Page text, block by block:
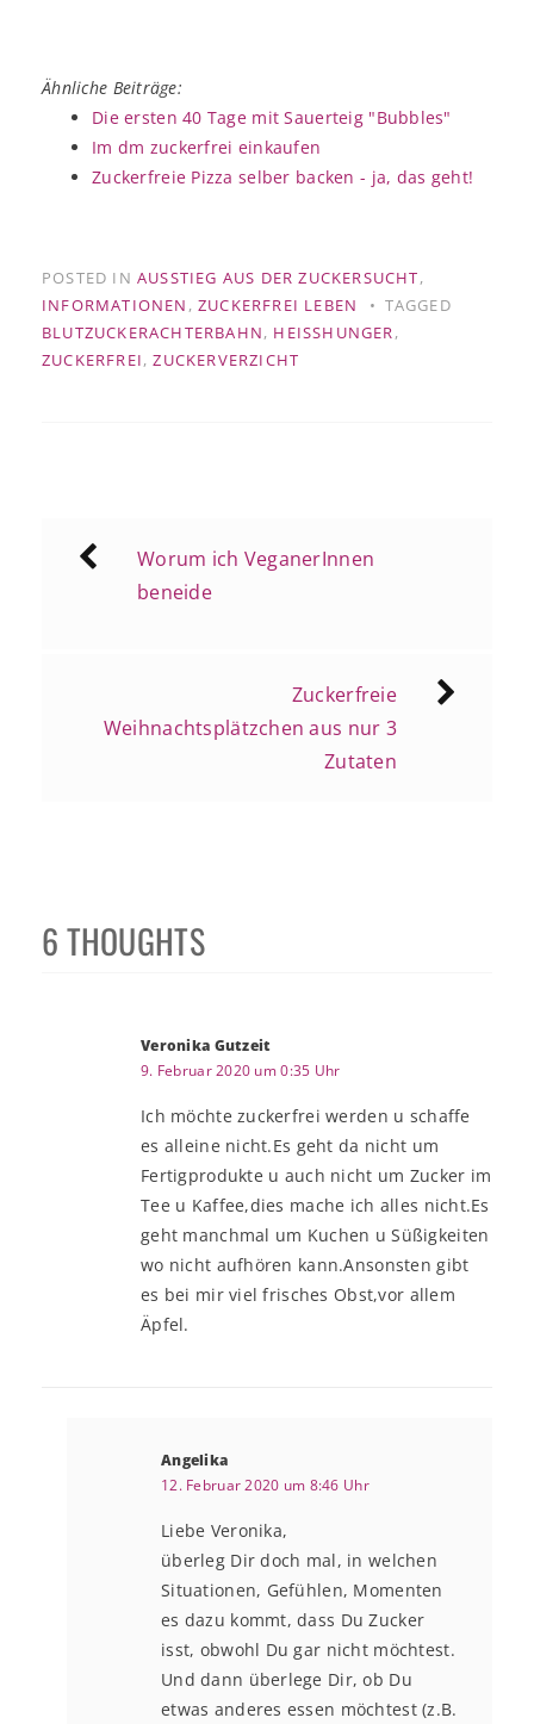
Ähnliche Beiträge:
Die ersten 40 Tage mit Sauerteig "Bubbles"
Im dm zuckerfrei einkaufen
Zuckerfreie Pizza selber backen - ja, das geht!
POSTED IN AUSSTIEG AUS DER ZUCKERSUCHT,
INFORMATIONEN ,ZUCKERFREI LEBEN
TAGGED
BLUTZUCKERACHTERBAHN, HEISSHUNGER
,
ZUCKERFREI,ZUCKERVERZICHT
Beitragsnavigation
Worum ich VeganerInnen
beneide
Zuckerfreie
Weihnachtsplätzchen aus nur 3
Zutaten
6 THOUGHTS
Veronika Gutzeit
9. Februar 2020 um 0:35 Uhr
Ich möchte zuckerfrei werden u schaffe
es alleine nicht.Es geht da nicht um
Fertigprodukte u auch nicht um Zucker im
Tee u Kaffee,dies mache ich alles nicht.Es
geht manchmal um Kuchen u Süßigkeiten
wo nicht aufhören kann.Ansonsten gibt
es bei mir viel frisches Obst,vor allem
Äpfel.
Angelika
12. Februar 2020 um 8:46 Uhr
Liebe Veronika,
überleg Dir doch mal, in welchen
Situationen, Gefühlen, Momenten
es dazu kommt, dass Du Zucker
isst, obwohl Du gar nicht möchtest.
Und dann überlege Dir, ob Du
etwas anderes essen möchtest (z.B.